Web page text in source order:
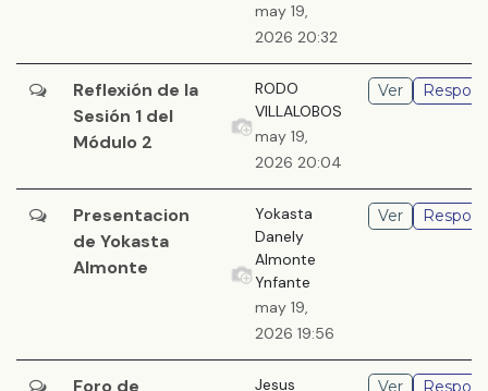
may 19,
2026 20:32
Reflexión de la
Sesión 1 del
Módulo 2
RODO
VILLALOBOS
may 19,
2026 20:04
Ver
Presentacion
de Yokasta
Almonte
Yokasta
Danely
Almonte
Ynfante
may 19,
2026 19:56
Ver
Foro de Jesus Ver